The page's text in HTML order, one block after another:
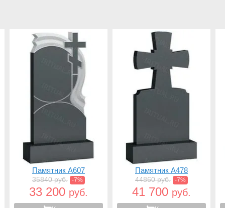
Памятник A607
35840 руб. -7%
33 200 руб.
Памятник A478
44860 руб. -7%
41 700 руб.